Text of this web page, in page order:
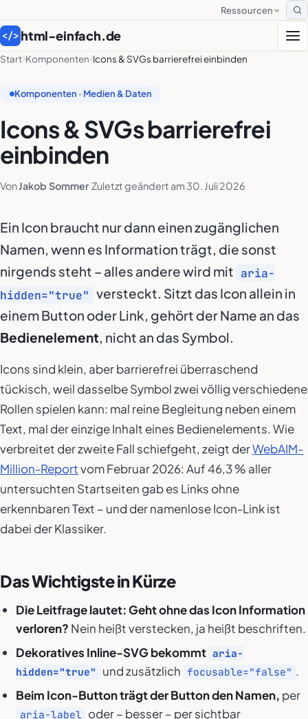
Ressourcen
</> html-einfach.de
Start Komponenten Icons & SVGs barrierefrei einbinden
Komponenten · Medien & Daten
Icons & SVGs barrierefrei
einbinden
VonJakob Sommer Zuletzt geändert am 30. Juli 2026
Ein Icon braucht nur dann einen zugänglichen
Namen, wenn es Information trägt, die sonst
nirgends steht – alles andere wird mit aria-
hidden="true" versteckt. Sitzt das Icon allein in
einem Button oder Link, gehört der Name an das
Bedienelement, nicht an das Symbol.
Icons sind klein, aber barrierefrei überraschend
tückisch, weil dasselbe Symbol zwei völlig verschiedene
Rollen spielen kann: mal reine Begleitung neben einem
Text, mal der einzige Inhalt eines Bedienelements. Wie
verbreitet der zweite Fall schiefgeht, zeigt derWebAIM-
Million-Reportvom Februar 2026: Auf 46,3 % aller
untersuchten Startseiten gab es Links ohne
erkennbaren Text – und der namenlose Icon-Link ist
dabei der Klassiker.
Das Wichtigste in Kürze
Die Leitfrage lautet: Geht ohne das Icon Information
verloren? Nein heißt verstecken, ja heißt beschriften.
Dekoratives Inline-SVG bekommt aria-
hidden="true"
und zusätzlich focusable="false" .
Beim Icon-Button trägt der Button den Namen, per
aria-label oder – besser – per sichtbar